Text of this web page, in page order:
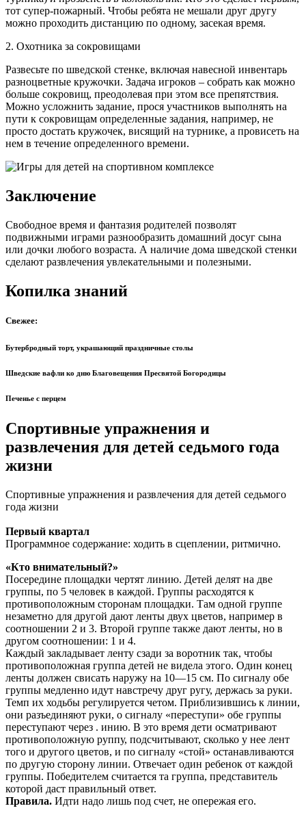
тот супер-пожарный. Чтобы ребята не мешали друг другу
можно проходить дистанцию по одному, засекая время.
2. Охотника за сокровищами
Развесьте по шведской стенке, включая навесной инвентарь
разноцветные кружочки. Задача игроков – собрать как можно
больше сокровищ, преодолевая при этом все препятствия.
Можно усложнить задание, прося участников выполнять на
пути к сокровищам определенные задания, например, не
просто достать кружочек, висящий на турнике, а провисеть на
нем в течение определенного времени.
Заключение
Свободное время и фантазия родителей позволят
подвижными играми разнообразить домашний досуг сына
или дочки любого возраста. А наличие дома шведской стенки
сделают развлечения увлекательными и полезными.
Копилка знаний
Свежее:
Бутербродный торт, украшающий праздничные столы
Шведские вафли ко дню Благовещения Пресвятой Богородицы
Печенье с перцем
Спортивные упражнения и
развлечения для детей седьмого года
жизни
Спортивные упражнения и развлечения для детей седьмого
года жизни
Первый квартал
Программное содержание: ходить в сцеп­лении, ритмично.
«Кто внимательный?»
Посередине площадки чертят линию. Детей делят на две
группы, по 5 человек в каждой. Группы расходятся к
противоположным сторонам площадки. Там одной группе
незаметно для другой дают ленты двух цветов, например в
соотношении 2 и 3. Второй группе также дают ленты, но в
другом соотношении: 1 и 4.
Каждый закладывает ленту сзади за воротник так, чтобы
противоположная группа детей не видела этого. Один конец
ленты должен свисать наружу на 10—15 см. По сигналу обе
группы медленно идут навстречу друг ругу, держась за руки.
Темп их ходьбы регулируется четом. Приблизившись к линии,
они разъединяют руки, о сигналу «переступи» обе группы
переступают через . инию. В это время дети осматривают
противоположную руппу, подсчитывают, сколько у нее лент
того и другого цветов, и по сигналу «стой» останавливаются
по другую сторону линии. Отвечает один ребенок от каждой
группы. Победителем считается та группа, представитель
которой даст правильный ответ.
Правила. Идти надо лишь под счет, не опережая его.